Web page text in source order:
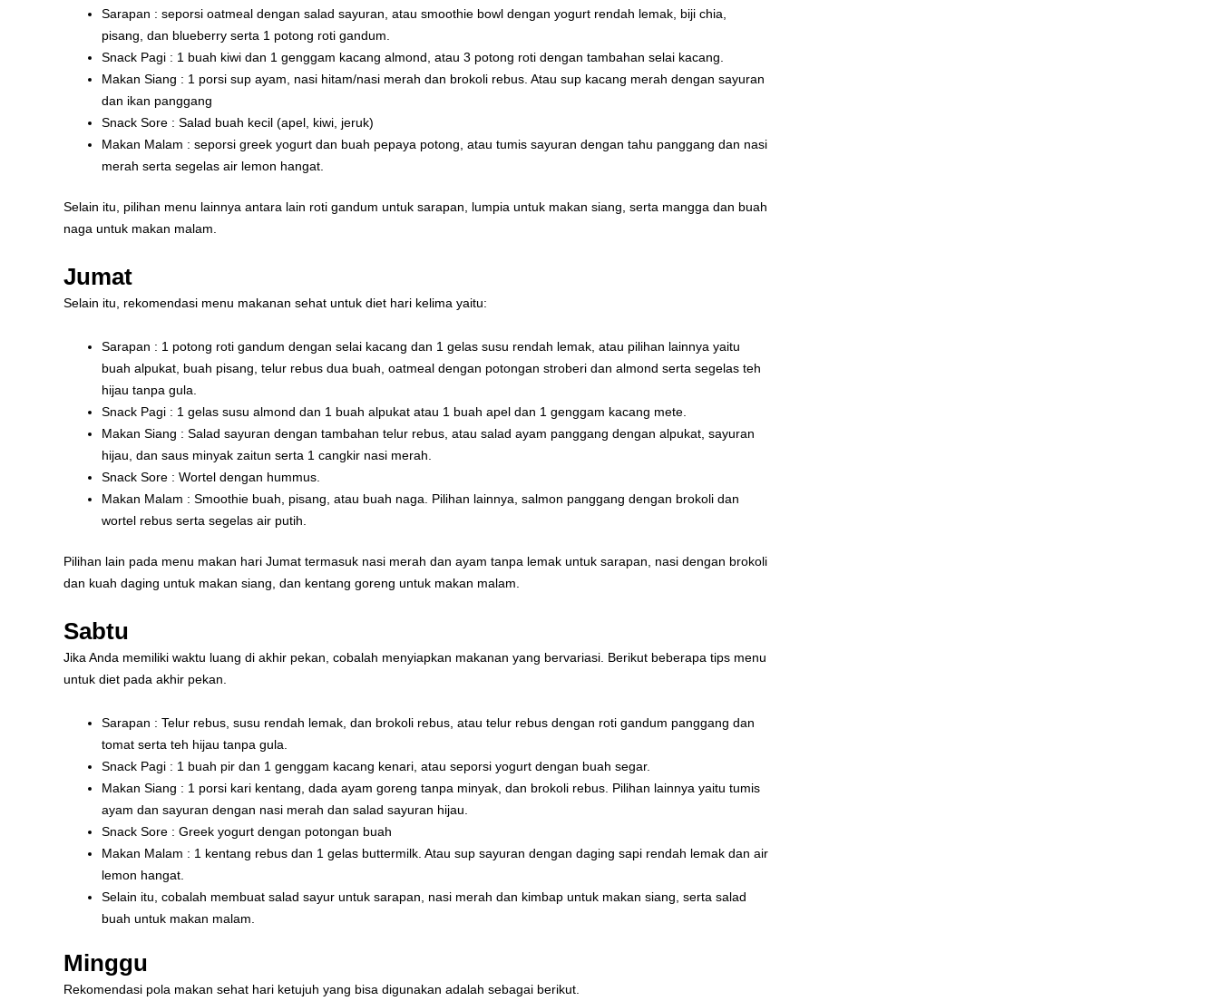
Sarapan : seporsi oatmeal dengan salad sayuran, atau smoothie bowl dengan yogurt rendah lemak, biji chia,
pisang, dan blueberry serta 1 potong roti gandum.
Snack Pagi : 1 buah kiwi dan 1 genggam kacang almond, atau 3 potong roti dengan tambahan selai kacang.
Makan Siang : 1 porsi sup ayam, nasi hitam/nasi merah dan brokoli rebus. Atau sup kacang merah dengan sayuran
dan ikan panggang
Snack Sore : Salad buah kecil (apel, kiwi, jeruk)
Makan Malam : seporsi greek yogurt dan buah pepaya potong, atau tumis sayuran dengan tahu panggang dan nasi
merah serta segelas air lemon hangat.
Selain itu, pilihan menu lainnya antara lain roti gandum untuk sarapan, lumpia untuk makan siang, serta mangga dan buah
naga untuk makan malam.
Jumat
Selain itu, rekomendasi menu makanan sehat untuk diet hari kelima yaitu:
Sarapan : 1 potong roti gandum dengan selai kacang dan 1 gelas susu rendah lemak, atau pilihan lainnya yaitu
buah alpukat, buah pisang, telur rebus dua buah, oatmeal dengan potongan stroberi dan almond serta segelas teh
hijau tanpa gula.
Snack Pagi : 1 gelas susu almond dan 1 buah alpukat atau 1 buah apel dan 1 genggam kacang mete.
Makan Siang : Salad sayuran dengan tambahan telur rebus, atau salad ayam panggang dengan alpukat, sayuran
hijau, dan saus minyak zaitun serta 1 cangkir nasi merah.
Snack Sore : Wortel dengan hummus.
Makan Malam : Smoothie buah, pisang, atau buah naga. Pilihan lainnya, salmon panggang dengan brokoli dan
wortel rebus serta segelas air putih.
Pilihan lain pada menu makan hari Jumat termasuk nasi merah dan ayam tanpa lemak untuk sarapan, nasi dengan brokoli
dan kuah daging untuk makan siang, dan kentang goreng untuk makan malam.
Sabtu
Jika Anda memiliki waktu luang di akhir pekan, cobalah menyiapkan makanan yang bervariasi. Berikut beberapa tips menu
untuk diet pada akhir pekan.
Sarapan : Telur rebus, susu rendah lemak, dan brokoli rebus, atau telur rebus dengan roti gandum panggang dan
tomat serta teh hijau tanpa gula.
Snack Pagi : 1 buah pir dan 1 genggam kacang kenari, atau seporsi yogurt dengan buah segar.
Makan Siang : 1 porsi kari kentang, dada ayam goreng tanpa minyak, dan brokoli rebus. Pilihan lainnya yaitu tumis
ayam dan sayuran dengan nasi merah dan salad sayuran hijau.
Snack Sore : Greek yogurt dengan potongan buah
Makan Malam : 1 kentang rebus dan 1 gelas buttermilk. Atau sup sayuran dengan daging sapi rendah lemak dan air
lemon hangat.
Selain itu, cobalah membuat salad sayur untuk sarapan, nasi merah dan kimbap untuk makan siang, serta salad
buah untuk makan malam.
Minggu
Rekomendasi pola makan sehat hari ketujuh yang bisa digunakan adalah sebagai berikut.